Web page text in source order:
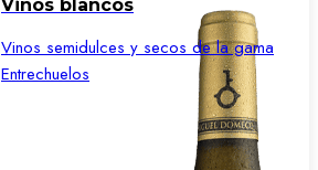
Vinos blancos
Vinos semidulces y secos de la gama
Entrechuelos